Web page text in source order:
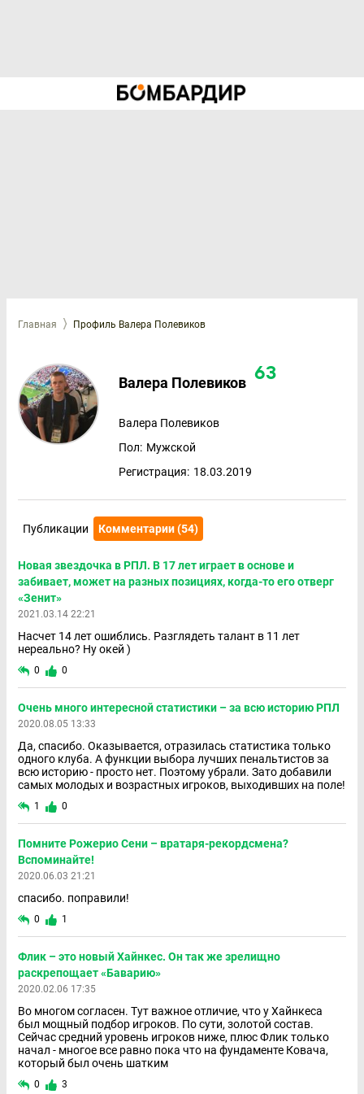
Главная Профиль Валера Полевиков
Валера Полевиков 63
Валера Полевиков
Пол: Мужской
Регистрация: 18.03.2019
Публикации Комментарии (54)
Новая звездочка в РПЛ. В 17 лет играет в основе и
забивает, может на разных позициях, когда-то его отверг
«Зенит»
2021.03.14 22:21
Насчет 14 лет ошиблись. Разглядеть талант в 11 лет
нереально? Ну окей )
0 0
Очень много интересной статистики – за всю историю РПЛ
2020.08.05 13:33
Да, спасибо. Оказывается, отразилась статистика только
одного клуба. А функции выбора лучших пенальтистов за
всю историю - просто нет. Поэтому убрали. Зато добавили
самых молодых и возрастных игроков, выходивших на поле!
1 0
Помните Рожерио Сени – вратаря-рекордсмена?
Вспоминайте!
2020.06.03 21:21
спасибо. поправили!
0 1
Флик – это новый Хайнкес. Он так же зрелищно
раскрепощает «Баварию»
2020.02.06 17:35
Во многом согласен. Тут важное отличие, что у Хайнкеса
был мощный подбор игроков. По сути, золотой состав.
Сейчас средний уровень игроков ниже, плюс Флик только
начал - многое все равно пока что на фундаменте Ковача,
который был очень шатким
0 3